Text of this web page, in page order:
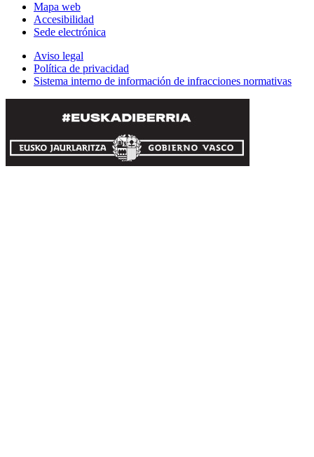
Mapa web
Accesibilidad
Sede electrónica
Aviso legal
Política de privacidad
Sistema interno de información de infracciones normativas